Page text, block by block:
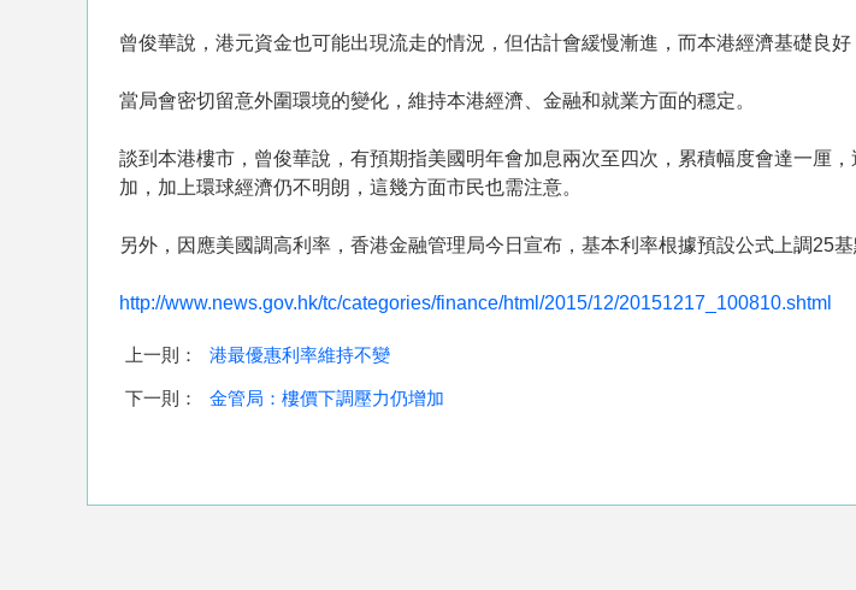
曾俊華說，港元資金也可能出現流走的情況，但估計會緩慢漸進，而本港經濟基礎良
當局會密切留意外圍環境的變化，維持本港經濟、金融和就業方面的穩定。
談到本港樓市，曾俊華說，有預期指美國明年會加息兩次至四次，累積幅度會達一厘
加，加上環球經濟仍不明朗，這幾方面市民也需注意。
另外，因應美國調高利率，香港金融管理局今日宣布，基本利率根據預設公式上調25基
http://www.news.gov.hk/tc/categories/finance/html/2015/12/20151217_100810.shtml
上一則： 港最優惠利率維持不變
下一則： 金管局：樓價下調壓力仍增加